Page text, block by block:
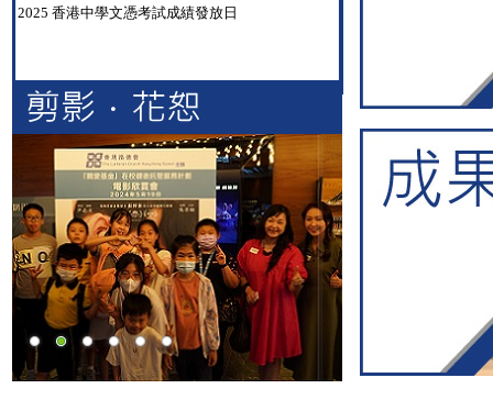
2025 香港中學文憑考試成績發放日